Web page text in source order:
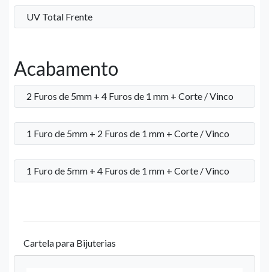
UV Total Frente
Acabamento
2 Furos de 5mm + 4 Furos de 1 mm + Corte / Vinco
1 Furo de 5mm + 2 Furos de 1 mm + Corte / Vinco
1 Furo de 5mm + 4 Furos de 1 mm + Corte / Vinco
Cartela para Bijuterias